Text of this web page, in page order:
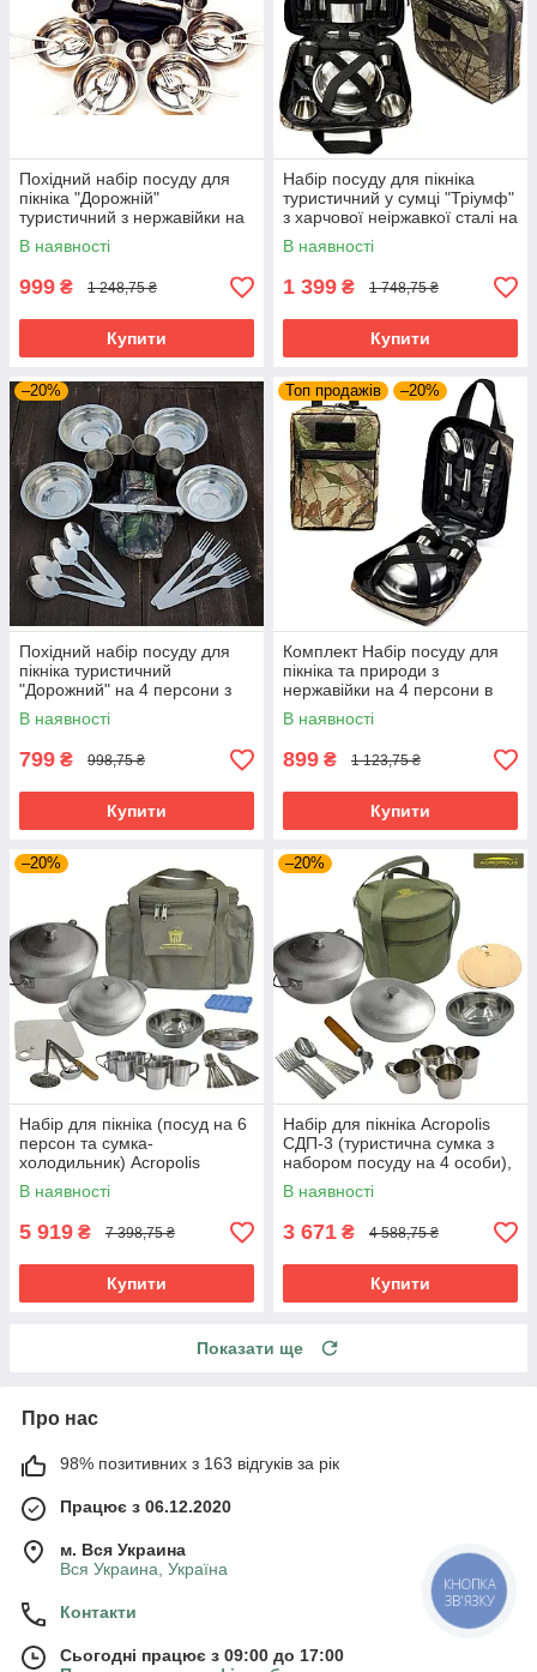
Похідний набір посуду для
пікніка "Дорожній"
туристичний з нержавійки на
6 персон в зручному чохлі
В наявності
999 ₴ 1 248,75 ₴
Купити
Набір посуду для пікніка
туристичний у сумці "Тріумф"
з харчової неіржавкої сталі на
4 персони
В наявності
1 399 ₴ 1 748,75 ₴
Купити
–20%
Похідний набір посуду для
пікніка туристичний
"Дорожний" на 4 персони з
харчової неіржавкої сталі +
сумка
В наявності
799 ₴ 998,75 ₴
Купити
Топ продажів –20%
Комплект Набір посуду для
пікніка та природи з
нержавійки на 4 персони в
сумці
В наявності
899 ₴ 1 123,75 ₴
Купити
–20%
Набір для пікніка (посуд на 6
персон та сумка-
холодильник) Acropolis
СДП-1, Термосумка з
посудом для туризму
В наявності
5 919 ₴ 7 398,75 ₴
Купити
–20%
Набір для пікніка Acropolis
СДП-3 (туристична сумка з
набором посуду на 4 особи),
Набір посуду в сумці
В наявності
3 671 ₴ 4 588,75 ₴
Купити
Показати ще
Про нас
98% позитивних з 163 відгуків за рік
Працює з 06.12.2020
м. Вся Украина
Вся Украина, Україна
Контакти
Сьогодні працює з 09:00 до 17:00
КНОПКА
ЗВ'ЯЗКУ